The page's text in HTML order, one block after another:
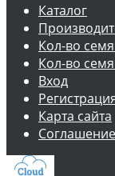
Каталог
Кол-во
Кол-во
Вход
Карта сайта
Соглашение